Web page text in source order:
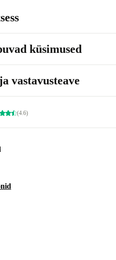
küsimused
vastavusteave
(4.6)